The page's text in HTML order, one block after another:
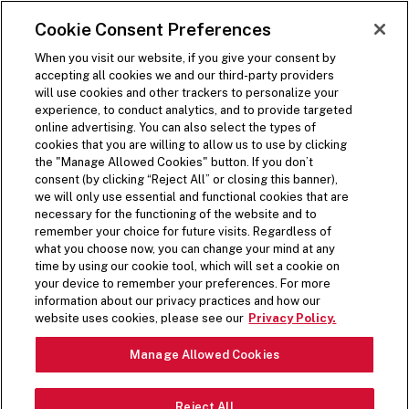
PASSER AU CONTENU PRINCIPAL
Ouvrir la navigation dans le site
Visit the Five Guys homepage
ACTUALITÉS FIVE GUYS
TOUT JUSTE SORTI
DANS LA PRESSE
Le supplément ne s’applique pas seulement à
nos garnitures. Vous trouverez ici les
actualités et articles concernant Five Guys.
DANS L’ACTUALITÉ
Cookie Consent Preferences
When you visit our website, if you give your consent by
accepting all cookies we and our third-party providers
will use cookies and other trackers to personalize your
experience, to conduct analytics, and to provide targeted
online advertising. You can also select the types of
cookies that you are willing to allow us to use by clicking
the "Manage Allowed Cookies" button. If you don’t
consent (by clicking “Reject All” or closing this banner),
we will only use essential and functional cookies that are
necessary for the functioning of the website and to
remember your choice for future visits. Regardless of
what you choose now, you can change your mind at any
time by using our cookie tool, which will set a cookie on
your device to remember your preferences. For more
information about our privacy practices and how our
website uses cookies, please see our Privacy Policy.
Manage Allowed Cookies